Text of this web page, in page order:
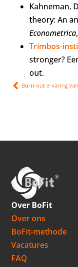
Kahneman,
theory: An
Econometrica
Trimbos-
stronger?
out.
Over BoFit
Over ons
BoFit-methode
Vacatures
FAQ